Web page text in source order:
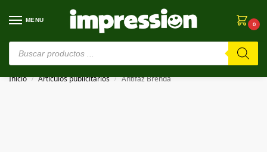
MENU
0
⚠️ Estamos en pruebas. Si algo falla, ¡Perdón!⚠️
Inicio / Artículos publicitarios / Antifaz Brenda